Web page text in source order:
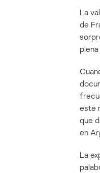
La
de
este
que
en
La